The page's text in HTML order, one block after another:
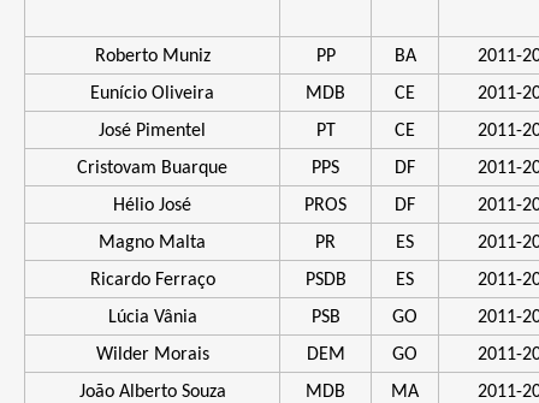
Roberto Muniz PP BA
2011-
Eunício Oliveira
MDB CE
2011-
José Pimentel
PT CE
2011-
Cristovam Buarque
PPS DF
2011-
Hélio José
PROS DF
2011-
Magno Malta
PR ES
2011-
Ricardo Ferraço
PSDB ES
2011-
Lúcia Vânia
PSB GO
2011-
Wilder Morais
DEM GO
2011-
João Alberto Souza
MDB MA
2011-